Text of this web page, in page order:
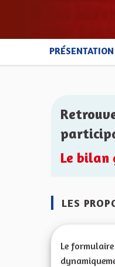
PRÉSENTATION
Le
LES
Le